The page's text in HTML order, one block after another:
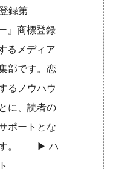
録第
』商標登録
るメディア
部です。恋
るノウハウ
に、読者の
ポートとな
ます。 ▶︎ハ